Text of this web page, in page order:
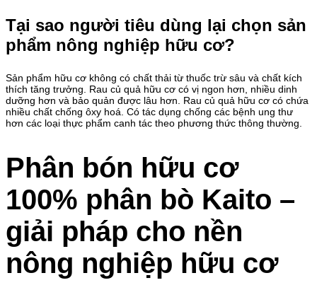
Tại sao người tiêu dùng lại chọn sản
phẩm nông nghiệp hữu cơ?
Sản phẩm hữu cơ không có chất thải từ thuốc trừ sâu và chất kích
thích tăng trưởng. Rau củ quả hữu cơ có vị ngon hơn, nhiều dinh
dưỡng hơn và bảo quản được lâu hơn. Rau củ quả hữu cơ có chứa
nhiều chất chống ôxy hoá. Có tác dụng chống các bệnh ung thư
hơn các loại thực phẩm canh tác theo phương thức thông thường.
Phân bón hữu cơ
100% phân bò Kaito –
giải pháp cho nền
nông nghiệp hữu cơ